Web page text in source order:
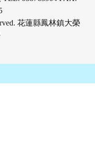
花蓮縣鳳林鎮大榮